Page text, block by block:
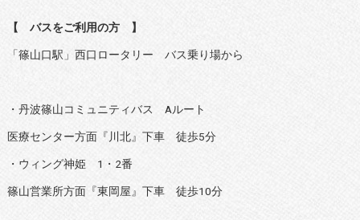
【 バスをご利用の方 】
「篠山口駅」西口ロータリー バス乗り場から
・丹波篠山コミュニティバス Aルート
医療センター方面『川北』下車 徒歩5分
・ウィング神姫 1・2番
篠山営業所方面『東岡屋』下車 徒歩10分